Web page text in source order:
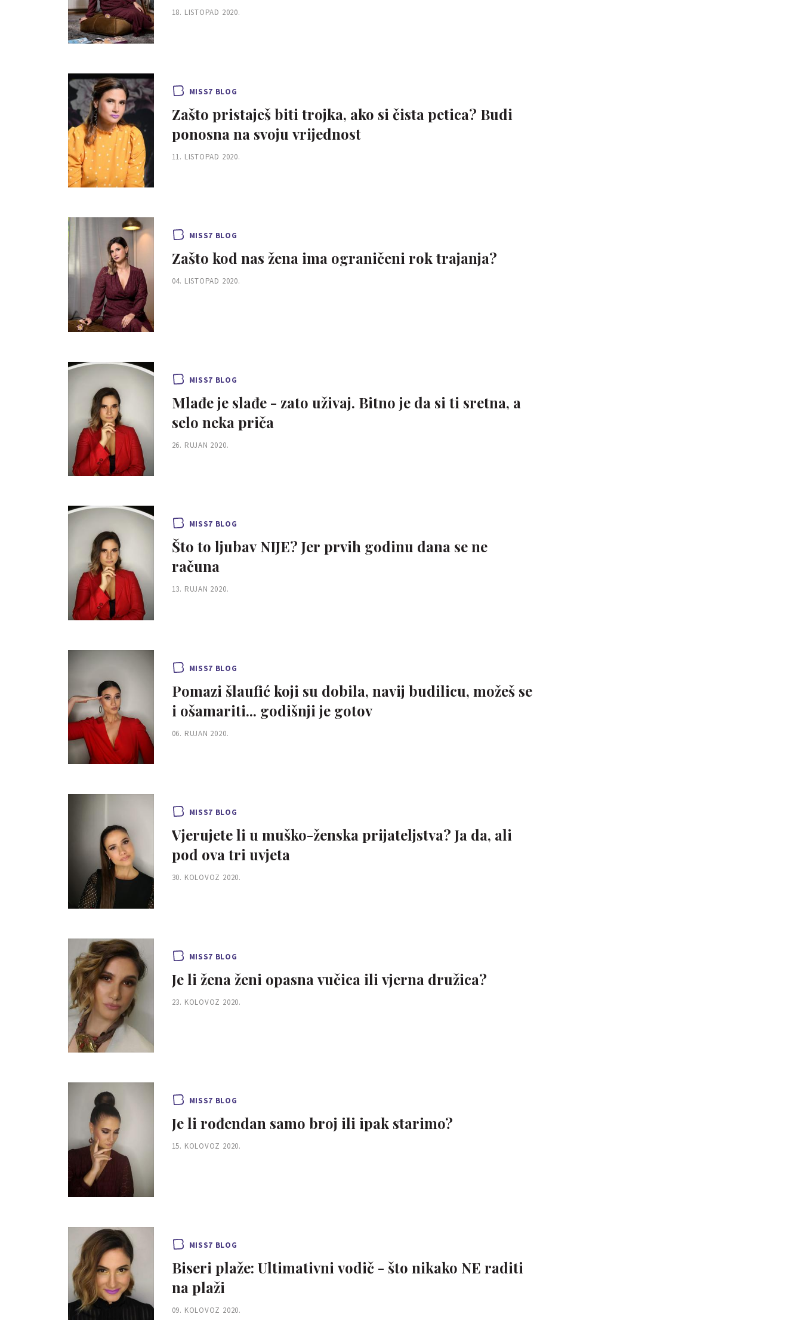
18. LISTOPAD 2020.
MISS7 BLOG
Zašto pristaješ biti trojka, ako si čista petica? Budi
ponosna na svoju vrijednost
11. LISTOPAD 2020.
MISS7 BLOG
Zašto kod nas žena ima ograničeni rok trajanja?
04. LISTOPAD 2020.
MISS7 BLOG
Mlađe je slađe - zato uživaj. Bitno je da si ti sretna, a
selo neka priča
26. RUJAN 2020.
MISS7 BLOG
Što to ljubav NIJE? Jer prvih godinu dana se ne
računa
13. RUJAN 2020.
MISS7 BLOG
Pomazi šlaufić koji su dobila, navij budilicu, možeš se
i ošamariti... godišnji je gotov
06. RUJAN 2020.
MISS7 BLOG
Vjerujete li u muško-ženska prijateljstva? Ja da, ali
pod ova tri uvjeta
30. KOLOVOZ 2020.
MISS7 BLOG
Je li žena ženi opasna vučica ili vjerna družica?
23. KOLOVOZ 2020.
MISS7 BLOG
Je li rođendan samo broj ili ipak starimo?
15. KOLOVOZ 2020.
MISS7 BLOG
Biseri plaže: Ultimativni vodič - što nikako NE raditi
na plaži
09. KOLOVOZ 2020.